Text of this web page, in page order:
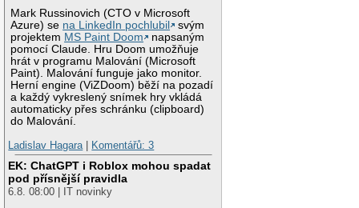
Mark Russinovich (CTO v Microsoft
Azure) se na LinkedIn pochlubil
svým
projektem MS Paint Doom
napsaným
pomocí Claude. Hru Doom umožňuje
hrát v programu Malování (Microsoft
Paint). Malování funguje jako monitor.
Herní engine (ViZDoom) běží na pozadí
a každý vykreslený snímek hry vkládá
automaticky přes schránku (clipboard)
do Malování.
Ladislav Hagara
Komentářů: 3
EK: ChatGPT i Roblox mohou spadat
pod přísnější pravidla
6.8. 08:00 | IT novinky